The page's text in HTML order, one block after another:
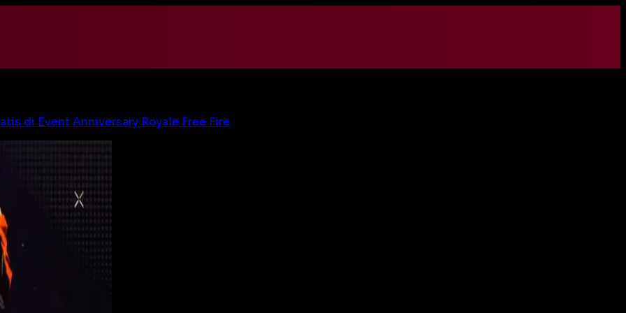
di Event Anniversary Royale Free Fire